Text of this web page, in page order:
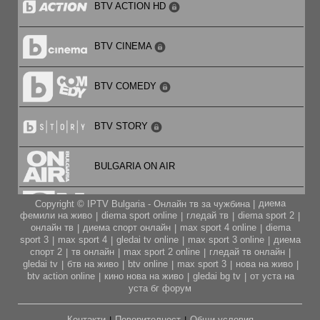
18:30
Специално за БНТ
17:30
№1 - Туризмът - /БНТ Варна/п/
15:30
куиз шоу /п/
16:25
100% будни - сутрешно токшоу с Надежда Иванова и
Стефан А. Щерев /избрано/п/
14:30
Моят плейлист - /п/
14:15
Арт детектив - /п/
BTV ACTION HD
BTV CINEMA
BTV COMEDY
BTV STORY
BULGARIA ON AIR
CARTOON NETWORK
CITY TV
CODE FASHION TV HD
Copyright © IPTV Bulgaria - Онлайн тв за чужбина | диема
фемили на живо
diema sport online гледай тв diema sport 2
онлайн тв
диема спорт онлайн max sport 4 online
diema
sport 3
max sport 4 gledai tv online max sport 3 online
диема
спорт 2
тв онлайн max sport 2 online гледай тв онлайн
gledai tv
бтв на живо btv online max sport 3 нова на живо
btv action online
кино нова на живо gledai bg tv
от уста на
уста бг форум